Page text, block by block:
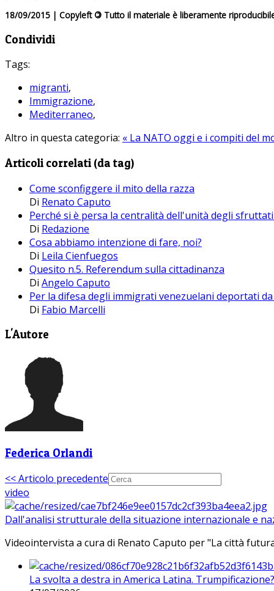
18/09/2015 | Copyleft © Tutto il materiale è liberamente
Condividi
Tags:
migranti,
Immigrazione,
Mediterraneo,
Altro in questa categoria: « La NATO oggi e i compiti del
Articoli correlati (da tag)
Come sconfiggere il mito della razza
Di Renato Caputo
Perché si è persa la centralità dell'unità degli
Di Redazione
Cosa abbiamo intenzione di fare, noi?
Di Leila Cienfuegos
Quesito n.5. Referendum sulla cittadinanza
Di Angelo Caputo
Per la difesa degli immigrati venezuelani deportati
Di Fabio Marcelli
L'Autore
Federica Orlandi
<< Articolo precedente
video
Dall'analisi strutturale della situazione internazionale e
Videointervista a cura di Renato Caputo per "La città
La svolta a destra in America Latina. Trumpificazione?